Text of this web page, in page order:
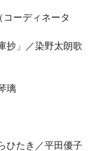
コーディネータ
抄」／染野太朗歌
璃
ひたき／平田優子